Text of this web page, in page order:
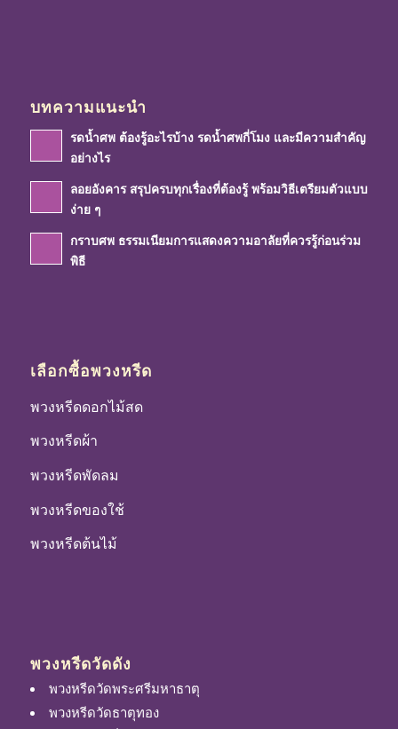
บทความแนะนำ
รดน้ำศพ ต้องรู้อะไรบ้าง รดน้ำศพกี่โมง และมีความสำคัญ
อย่างไร
ลอยอังคาร สรุปครบทุกเรื่องที่ต้องรู้ พร้อมวิธีเตรียมตัวแบบ
ง่าย ๆ
กราบศพ ธรรมเนียมการแสดงความอาลัยที่ควรรู้ก่อนร่วม
พิธี
เลือกซื้อพวงหรีด
พวงหรีดดอกไม้สด
พวงหรีดผ้า
พวงหรีดพัดลม
พวงหรีดของใช้
พวงหรีดต้นไม้
พวงหรีดวัดดัง
พวงหรีดวัดพระศรีมหาธาตุ
พวงหรีดวัดธาตุทอง